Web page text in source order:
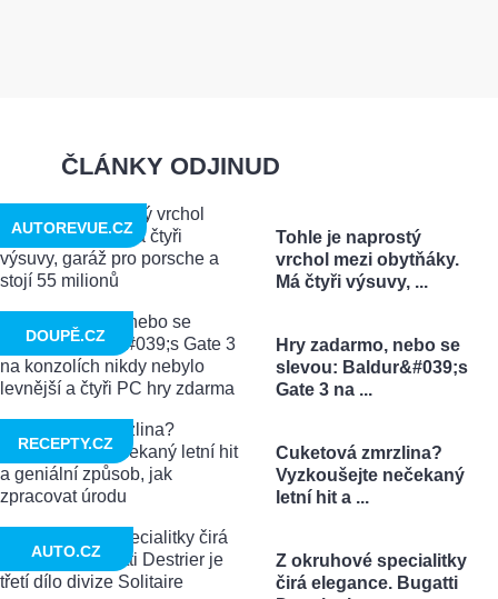
ČLÁNKY ODJINUD
Tohle je naprostý
vrchol mezi obytňáky.
Má čtyři výsuvy, ...
AUTOREVUE.CZ
Hry zadarmo, nebo se
slevou: Baldur&#039;s
Gate 3 na ...
DOUPĚ.CZ
Cuketová zmrzlina?
Vyzkoušejte nečekaný
letní hit a ...
RECEPTY.CZ
Z okruhové specialitky
čirá elegance. Bugatti
AUTO.CZ